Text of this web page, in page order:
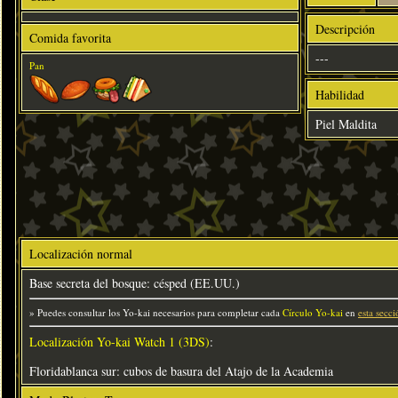
Comida favorita
Pan
Descripción
---
Habilidad
Piel Maldita
Localización normal
Base secreta del bosque: césped (EE.UU.)
» Puedes consultar los Yo-kai necesarios para completar cada Círculo Yo-kai en esta
Localización Yo-kai Watch 1 (3DS):
Floridablanca sur: cubos de basura del Atajo de la Academia